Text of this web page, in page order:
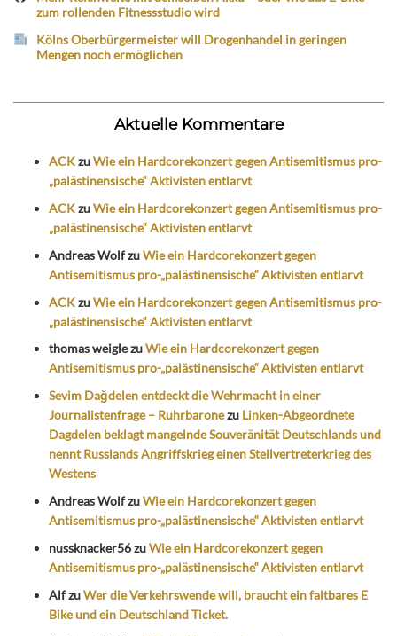
zum rollenden Fitnessstudio wird
Kölns Oberbürgermeister will Drogenhandel in geringen
Mengen noch ermöglichen
Aktuelle Kommentare
ACKzuWie ein Hardcorekonzert gegen Antisemitismus pro-
„palästinensische“ Aktivisten entlarvt
ACKzuWie ein Hardcorekonzert gegen Antisemitismus pro-
„palästinensische“ Aktivisten entlarvt
Andreas WolfzuWie ein Hardcorekonzert gegen
Antisemitismus pro-„palästinensische“ Aktivisten entlarvt
ACKzuWie ein Hardcorekonzert gegen Antisemitismus pro-
„palästinensische“ Aktivisten entlarvt
thomas weiglezuWie ein Hardcorekonzert gegen
Antisemitismus pro-„palästinensische“ Aktivisten entlarvt
Sevim Dağdelen entdeckt die Wehrmacht in einer
Journalistenfrage – Ruhrbaronezu Linken-Abgeordnete
Dagdelen beklagt mangelnde Souveränität Deutschlands und
nennt Russlands Angriffskrieg einen Stellvertreterkrieg des
Westens
Andreas WolfzuWie ein Hardcorekonzert gegen
Antisemitismus pro-„palästinensische“ Aktivisten entlarvt
nussknacker56zuWie ein Hardcorekonzert gegen
Antisemitismus pro-„palästinensische“ Aktivisten entlarvt
AlfzuWer die Verkehrswende will, braucht ein faltbares E
Bike und ein Deutschland Ticket.